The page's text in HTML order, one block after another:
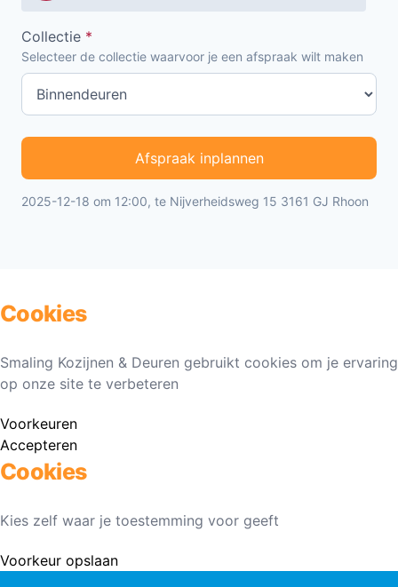
Collectie *
Selecteer de collectie waarvoor je een afspraak wilt maken
Afspraak inplannen
2025-12-18 om 12:00, te Nijverheidsweg 15 3161 GJ Rhoon
Cookies
Smaling Kozijnen & Deuren gebruikt cookies om je ervaring
op onze site te verbeteren
Voorkeuren
Accepteren
Cookies
Kies zelf waar je toestemming voor geeft
Voorkeur opslaan